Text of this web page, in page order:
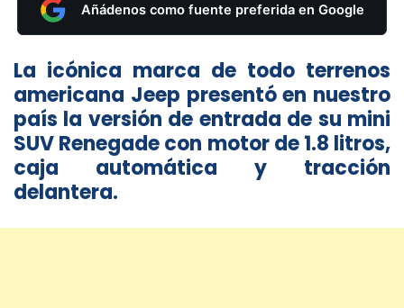
Añádenos como fuente preferida en Google
La icónica marca de todo terrenos
americana Jeep presentó en nuestro
país la versión de entrada de su mini
SUV Renegade con motor de 1.8 litros,
caja automática y tracción
delantera.